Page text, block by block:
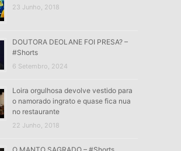
23 Junho, 2018
DOUTORA DEOLANE FOI PRESA? –
#Shorts
6 Setembro, 2024
Loira orgulhosa devolve vestido para
o namorado ingrato e quase fica nua
no restaurante
22 Junho, 2018